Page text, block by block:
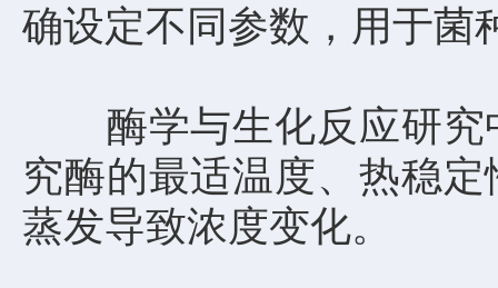
确设定不同参数，用于菌
酶学与生化反应研究
究酶的最适温度、热稳
蒸发导致浓度变化。